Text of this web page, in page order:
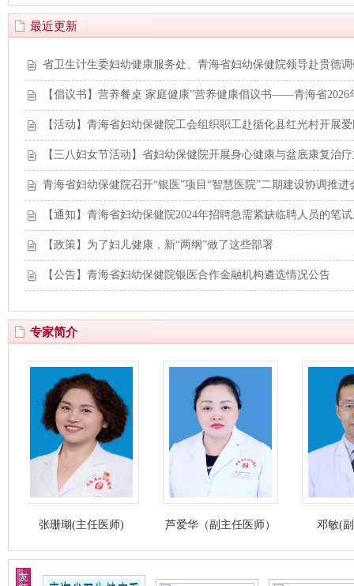
最近更新
省卫生计生委妇幼健康服务处、青海省妇幼保健院领导赴贵德
【倡议书】营养餐桌 家庭健康”营养健康倡议书——青海省
【活动】青海省妇幼保健院工会组织职工赴循化县红光村开展
【三八妇女节活动】省妇幼保健院开展身心健康与盆底康复治
青海省妇幼保健院召开“银医”项目“智慧医院”二期建设协调推进
【通知】青海省妇幼保健院2024年招聘急需紧缺临聘人员的笔
【政策】为了妇儿健康，新“两纲”做了这些部署
【公告】青海省妇幼保健院银医合作金融机构遴选情况公告
专家简介
瑚(主任医师) 芦爱华（副主任医师） 邓敏(副主任医师)